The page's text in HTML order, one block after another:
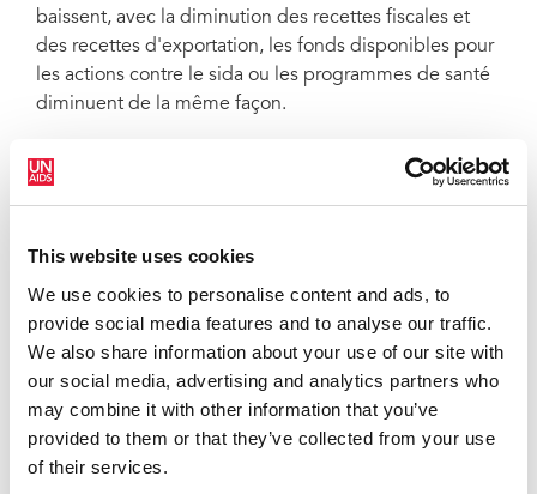
This website uses cookies
We use cookies to personalise content and ads, to
provide social media features and to analyse our traffic.
We also share information about your use of our site with
our social media, advertising and analytics partners who
may combine it with other information that you’ve
provided to them or that they’ve collected from your use
of their services.
baissent, avec la diminution des recettes fiscales et
des recettes d'exportation, les fonds disponibles pour
les actions contre le sida ou les programmes de santé
diminuent de la même façon.
sous pression. D'après les témoignages qui nous
parviennent, certaines personnes abandonnent leurs
frais annexes comme le transport ; d'autres encore
n'ont pas accès aux denrées alimentaires et ne
peuvent donc plus supporter leurs traitements.
Un rapport traitant de l'impact de la crise financière sur
la riposte au sida a été présenté par la Banque
mondiale et l'ONUSIDA lors de la dernière réunion du
Conseil de coordination du programme. Il est évident